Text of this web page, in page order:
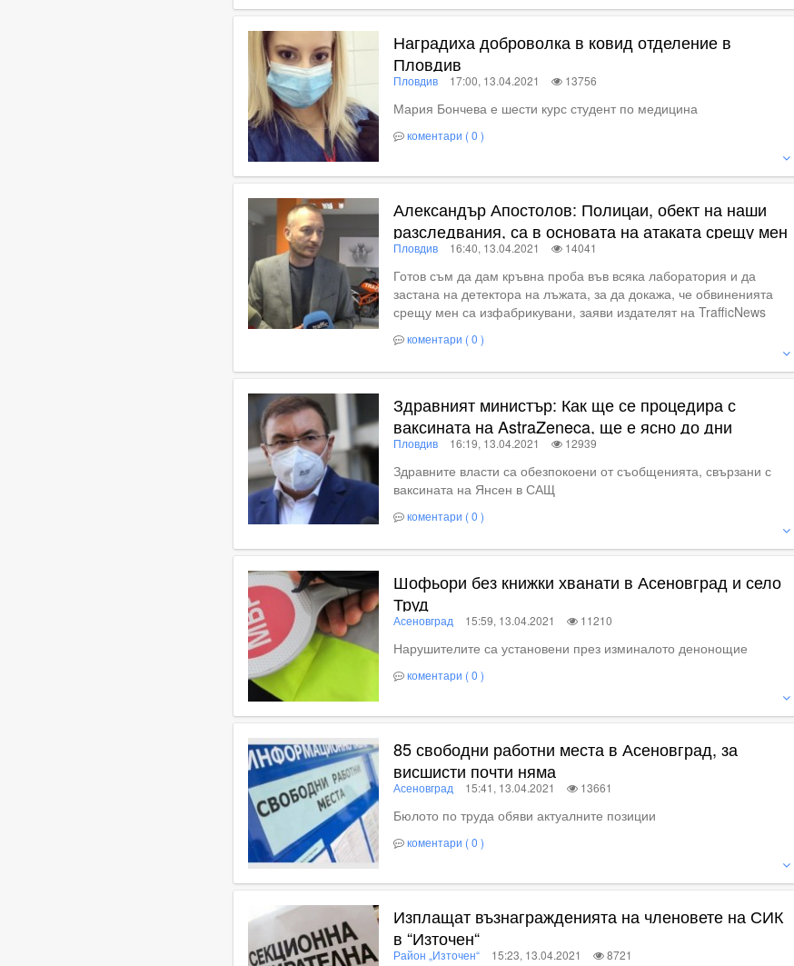
Наградиха доброволка в ковид отделение в
Пловдив
Пловдив 17:00, 13.04.2021 13756
Мария Бончева е шести курс студент по медицина
коментари ( 0 )
Александър Апостолов: Полицаи, обект на наши
разследвания, са в основата на атаката срещу мен
Пловдив 16:40, 13.04.2021 14041
Готов съм да дам кръвна проба във всяка лаборатория и да
застана на детектора на лъжата, за да докажа, че обвиненията
срещу мен са изфабрикувани, заяви издателят на TrafficNews
коментари ( 0 )
Здравният министър: Как ще се процедира с
ваксината на AstraZeneca, ще е ясно до дни
Пловдив 16:19, 13.04.2021 12939
Здравните власти са обезпокоени от съобщенията, свързани с
ваксината на Янсен в САЩ
коментари ( 0 )
Шофьори без книжки хванати в Асеновград и село
Труд
Асеновград 15:59, 13.04.2021 11210
Нарушителите са установени през изминалото денонощие
коментари ( 0 )
85 свободни работни места в Асеновград, за
висшисти почти няма
Асеновград 15:41, 13.04.2021 13661
Бюлото по труда обяви актуалните позиции
коментари ( 0 )
Изплащат възнагражденията на членовете на СИК
в “Източен“
Район „Източен“ 15:23, 13.04.2021 8721